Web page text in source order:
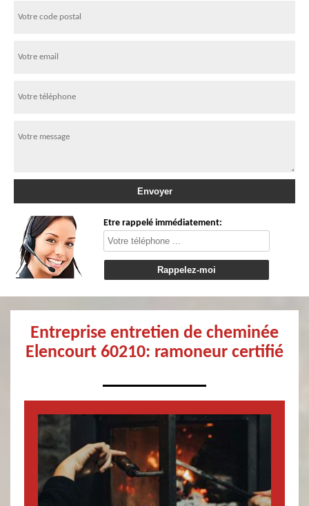
Etre rappelé immédiatement:
Entreprise entretien de cheminée
Elencourt 60210: ramoneur certifié